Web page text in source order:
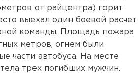
от райцентра) горит
выехал один боевой расчет
команды. Площадь пожара
метров, огнем были
части автобуса. На месте
трех погибших мужчин.